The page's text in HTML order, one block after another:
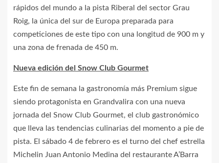
rápidos del mundo a la pista Riberal del sector Grau
Roig, la única del sur de Europa preparada para
competiciones de este tipo con una longitud de 900 m y
una zona de frenada de 450 m.
Nueva edición del Snow Club Gourmet
Este fin de semana la gastronomía más Premium sigue
siendo protagonista en Grandvalira con una nueva
jornada del Snow Club Gourmet, el club gastronómico
que lleva las tendencias culinarias del momento a pie de
pista. El sábado 4 de febrero es el turno del chef estrella
Michelin Juan Antonio Medina del restaurante A’Barra